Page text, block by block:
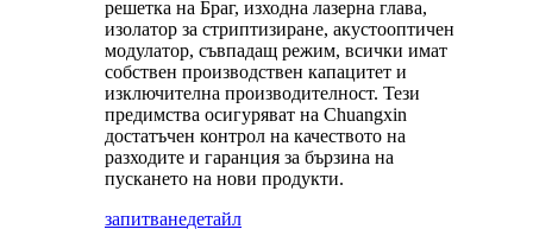
решетка на Браг, изходна лазерна глава,
изолатор за стриптизиране, акустооптичен
модулатор, съвпадащ режим, всички имат
собствен производствен капацитет и
изключителна производителност. Тези
предимства осигуряват на Chuangxin
достатъчен контрол на качеството на
разходите и гаранция за бързина на
пускането на нови продукти.
запитванедетайл